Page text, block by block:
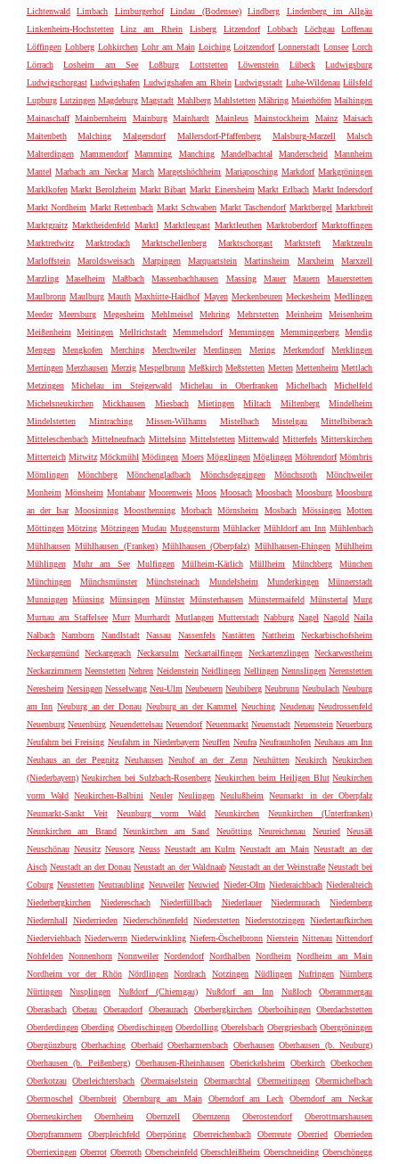
Lichtenwald
Limbach Limburgerhof Lindau (Bodensee) Lindberg
Lindenberg im Allgäu
Linkenheim-Hochstetten
Linz am Rhein Lisberg Litzendorf Lobbach Löchgau
Loffenau
Löffingen Lohberg Lohkirchen Lohr am Main Loiching Loitzendorf Lonnerstadt Lonsee Lorch
Lörrach
Losheim am See Loßburg Lottstetten Löwenstein Lübeck
Ludwigsburg
Ludwigschorgast Ludwigshafen Ludwigshafen am Rhein Ludwigsstadt Luhe-Wildenau Lülsfeld
Lupburg Lutzingen Magdeburg Magstadt Mahlberg Mahlstetten Mähring Maierhöfen Maihingen
Mainaschaff Mainbernheim Mainburg Mainhardt Mainleus Mainstockheim Mainz Maisach
Maitenbeth
Malching Malgersdorf Mallersdorf-Pfaffenberg Malsburg-Marzell
Malsch
Malterdingen
Mammendorf Mamming Manching Mandelbachtal Manderscheid
Mannheim
Mantel Marbach am Neckar March Margetshöchheim Mariaposching Markdorf Markgröningen
Marklkofen Markt Berolzheim Markt Bibart Markt Einersheim Markt Erlbach Markt Indersdorf
Markt Nordheim Markt Rettenbach Markt Schwaben Markt Taschendorf Marktbergel Marktbreit
Marktgraitz Marktheidenfeld Marktl Marktleugast Marktleuthen Marktoberdorf Marktoffingen
Marktredwitz
Marktrodach Marktschellenberg Marktschorgast Marktsteft
Marktzeuln
Marloffstein
Maroldsweisach Marpingen Marquartstein Martinsheim Marxheim
Marxzell
Marzling
Maselheim Maßbach Massenbachhausen Massing Mauer Mauern
Mauerstetten
Maulbronn Maulburg Mauth Maxhütte-Haidhof Mayen Meckenbeuren Meckesheim Medlingen
Meeder
Meersburg Megesheim Mehlmeisel Mehring Mehrstetten Meinheim
Meisenheim
Meißenheim
Meitingen Mellrichstadt Memmelsdorf Memmingen Memmingerberg
Mendig
Mengen
Mengkofen Merching Merchweiler Merdingen Mering Merkendorf
Merklingen
Mertingen Merzhausen Merzig Mespelbrunn Meßkirch Meßstetten Metten Mettenheim Mettlach
Metzingen
Michelau im Steigerwald Michelau in Oberfranken Michelbach
Michelfeld
Michelsneukirchen
Mickhausen Miesbach Mietingen Miltach Miltenberg
Mindelheim
Mindelstetten
Mintraching Missen-Wilhams Mistelbach Mistelgau
Mittelbiberach
Mitteleschenbach Mittelneufnach Mittelsinn Mittelstetten Mittenwald Mitterfels Mitterskirchen
Mitterteich Mitwitz Möckmühl Mödingen Moers Mögglingen Möglingen Möhrendorf Mömbris
Mömlingen
Mönchberg Mönchengladbach Mönchsdeggingen Mönchsroth
Mönchweiler
Monheim Mönsheim Montabaur Moorenweis Moos Moosach Moosbach Moosburg Moosburg
an der Isar
Moosinning Moosthenning Morbach Mörnsheim Mosbach Mössingen Motten
Möttingen Mötzing Mötzingen Mudau Muggensturm Mühlacker Mühldorf am Inn Mühlenbach
Mühlhausen Mühlhausen (Franken) Mühlhausen (Oberpfalz) Mühlhausen-Ehingen Mühlheim
Mühlingen
Muhr am See Mulfingen Mülheim-Kärlich Müllheim Münchberg
München
Münchingen
Münchsmünster Münchsteinach Mundelsheim Munderkingen
Münnerstadt
Munningen Münsing Münsingen Münster Münsterhausen Münstermaifeld Münstertal Murg
Murnau am Staffelsee Murr Murrhardt Mutlangen Mutterstadt Nabburg Nagel Nagold Naila
Nalbach
Namborn Nandlstadt Nassau Nassenfels Nastätten Nattheim
Neckarbischofsheim
Neckargemünd Neckargerach Neckarsulm Neckartailfingen Neckartenzlingen Neckarwestheim
Neckarzimmern Neenstetten Nehren Neidenstein Neidlingen Nellingen Nennslingen Nerenstetten
Neresheim Nersingen Nesselwang Neu-Ulm Neubeuern Neubiberg Neubrunn Neubulach Neuburg
am Inn Neuburg an der Donau Neuburg an der Kammel Neuching Neudenau Neudrossenfeld
Neuenburg Neuenbürg Neuendettelsau Neuendorf Neuenmarkt Neuenstadt Neuenstein Neuerburg
Neufahrn bei Freising Neufahrn in Niederbayern Neuffen Neufra Neufraunhofen Neuhaus am Inn
Neuhaus an der Pegnitz
Neuhausen Neuhof an der Zenn Neuhütten Neukirch Neukirchen
(Niederbayern) Neukirchen bei Sulzbach-Rosenberg Neukirchen beim Heiligen Blut Neukirchen
vorm Wald Neukirchen-Balbini Neuler Neulingen Neulußheim
Neumarkt in der Oberpfalz
Neumarkt-Sankt Veit
Neunburg vorm Wald Neunkirchen
Neunkirchen (Unterfranken)
Neunkirchen am Brand
Neunkirchen am Sand Neuötting Neureichenau Neuried
Neusäß
Neuschönau Neusitz Neusorg Neuss Neustadt am Kulm Neustadt am Main Neustadt an der
Aisch Neustadt an der Donau Neustadt an der Waldnaab Neustadt an der Weinstraße Neustadt bei
Coburg Neustetten Neutraubling Neuweiler Neuwied Nieder-Olm Niederaichbach Niederalteich
Niederbergkirchen
Niedereschach Niederfüllbach Niederlauer Niedermurach
Niedernberg
Niedernhall
Niederrieden Niederschönenfeld Niederstetten Niederstotzingen Niedertaufkirchen
Niederviehbach Niederwerrn Niederwinkling Niefern-Öschelbronn Nierstein Nittenau Nittendorf
Nohfelden Nonnenhorn Nonnweiler Nordendorf Nordhalben Nordheim
Nordheim am Main
Nordheim vor der Rhön
Nördlingen Nordrach Notzingen Nüdlingen Nufringen
Nürnberg
Nürtingen
Nusplingen Nußdorf (Chiemgau) Nußdorf am Inn Nußloch
Oberammergau
Oberasbach
Oberau Oberaudorf Oberaurach Oberbergkirchen Oberboihingen
Oberdachstetten
Oberderdingen Oberding Oberdischingen Oberdolling Oberelsbach Obergriesbach Obergröningen
Obergünzburg Oberhaching Oberhaid Oberharmersbach Oberhausen Oberhausen (b. Neuburg)
Oberhausen (b. Peißenberg) Oberhausen-Rheinhausen Oberickelsheim Oberkirch Oberkochen
Oberkotzau
Oberleichtersbach Obermaiselstein Obermarchtal Obermeitingen
Obermichelbach
Obermoschel
Obernbreit Obernburg am Main Oberndorf am Lech
Oberndorf am Neckar
Oberneukirchen
Obernheim Obernzell Obernzenn Oberostendorf
Oberottmarshausen
Oberpframmern
Oberpleichfeld Oberpöring Oberreichenbach Oberreute Oberried
Oberrieden
Oberriexingen Oberrot Oberroth Oberscheinfeld Oberschleißheim Oberschneiding Oberschönegg